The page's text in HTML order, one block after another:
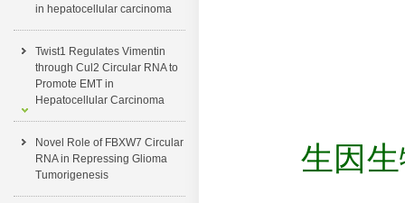
in hepatocellular carcinoma
Twist1 Regulates Vimentin
through Cul2 Circular RNA to
Promote EMT in
Hepatocellular Carcinoma
Novel Role of FBXW7 Circular
RNA in Repressing Glioma
Tumorigenesis
生因生物